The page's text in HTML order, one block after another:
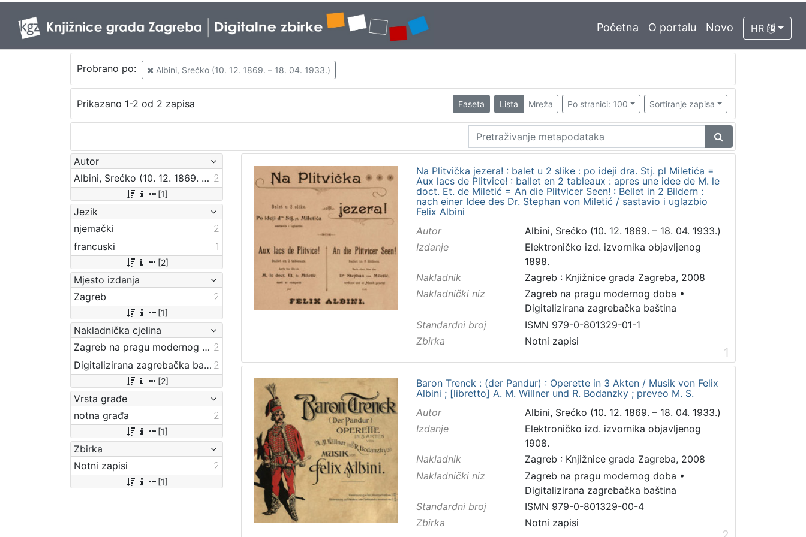
Početna O portalu Novo HR
Probrano po: Albini, Srećko (10. 12. 1869. – 18. 04. 1933.)
Prikazano 1-2 od 2 zapisa Faseta Lista Mreža Po stranici: 100 Sortiranje zapisa
Autor
Albini, Srećko (10. 12. 1869. – 18. 04. 1933.) 2
[1]
Jezik
njemački
2
francuski
1
[2]
Mjesto izdanja
Zagreb
2
[1]
Nakladnička cjelina
Zagreb na pragu modernog doba 2
Digitalizirana zagrebačka baština 2
[2]
Vrsta građe
notna građa
2
[1]
Zbirka
Notni zapisi
2
[1]
Na Plitvička jezera! : balet u 2 slike : po ideji dra. Stj. pl Miletića =
Aux lacs de Plitvice! : ballet en 2 tableaux : apres une idee de M. le
doct. Et. de Miletić = An die Plitvicer Seen! : Bellet in 2 Bildern :
nach einer Idee des Dr. Stephan von Miletić / sastavio i uglazbio
Felix Albini
Autor
Albini, Srećko (10. 12. 1869. – 18. 04. 1933.)
Izdanje
Elektroničko izd. izvornika objavljenog
1898.
Nakladnik
Zagreb : Knjižnice grada Zagreba, 2008
Nakladnički niz
Zagreb na pragu modernog doba •
Digitalizirana zagrebačka baština
Standardni broj
ISMN 979-0-801329-01-1
Zbirka
Notni zapisi
1
Baron Trenck : (der Pandur) : Operette in 3 Akten / Musik von Felix
Albini ; [libretto] A. M. Willner und R. Bodanzky ; preveo M. S.
Autor
Albini, Srećko (10. 12. 1869. – 18. 04. 1933.)
Izdanje
Elektroničko izd. izvornika objavljenog
1908.
Nakladnik
Zagreb : Knjižnice grada Zagreba, 2008
Nakladnički niz
Zagreb na pragu modernog doba •
Digitalizirana zagrebačka baština
Standardni broj
ISMN 979-0-801329-00-4
Zbirka
Notni zapisi